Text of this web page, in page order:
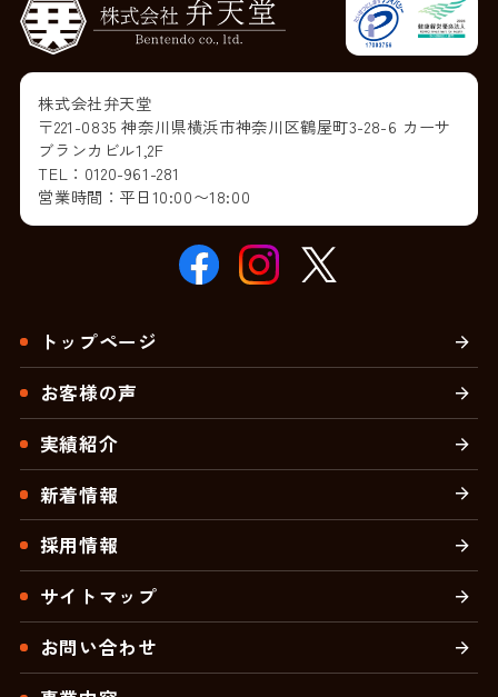
株式会社弁天堂
〒221-0835 神奈川県横浜市神奈川区鶴屋町3-28-6 カーサ
ブランカビル1,2F
TEL：0120-961-281
営業時間：平日10:00〜18:00
トップページ
お客様の声
実績紹介
新着情報
採用情報
サイトマップ
お問い合わせ